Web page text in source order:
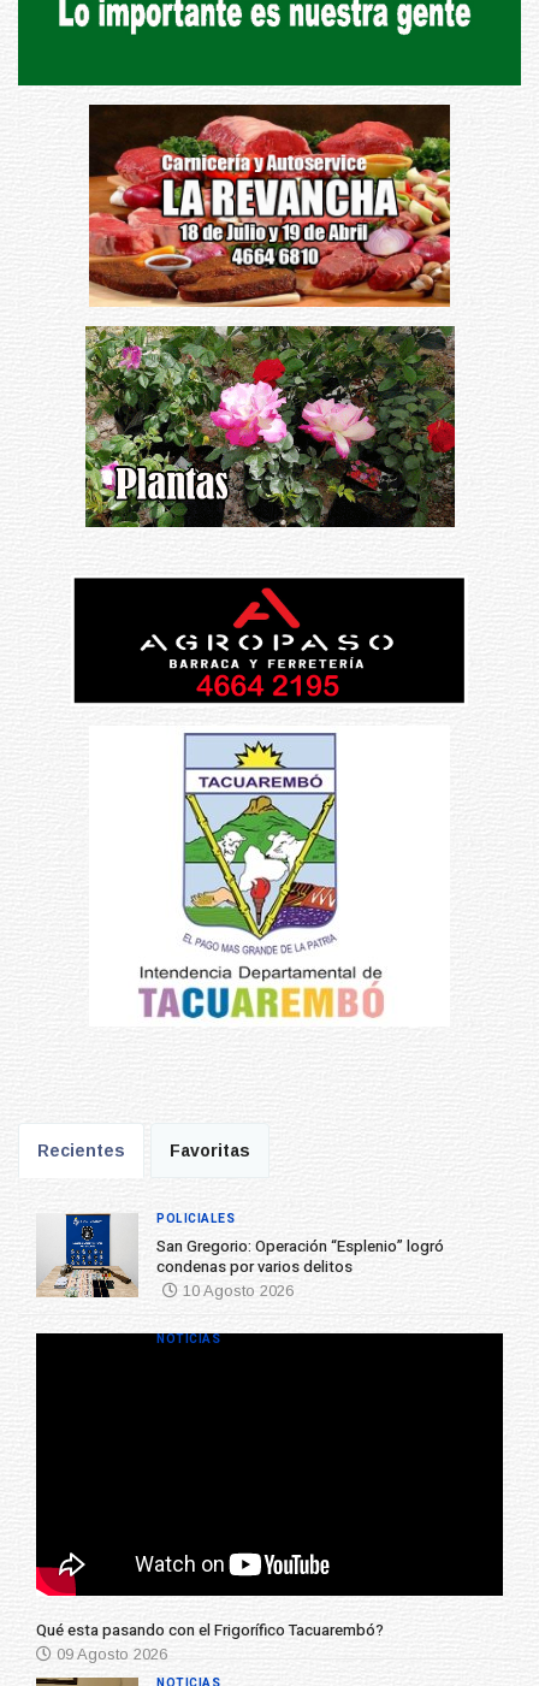
Recientes Favoritas
San Gregorio: Operación “Esplenio” logró
condenas por varios delitos
10 Agosto 2026
POLICIALES
Qué esta pasando con el Frigorífico Tacuarembó?
09 Agosto 2026
NOTICIAS